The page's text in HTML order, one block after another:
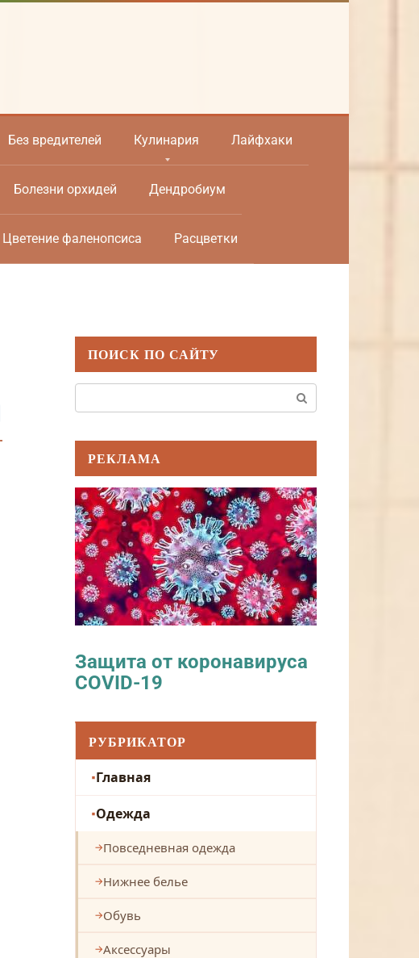
Без вредителей Кулинария Лайфхаки
Болезни орхидей Дендробиум
Цветение фаленопсиса Расцветки
ПОИСК ПО САЙТУ
РЕКЛАМА
Защита от коронавируса
COVID-19
РУБРИКАТОР
Главная
Одежда
Повседневная одежда
Нижнее белье
Обувь
Аксессуары